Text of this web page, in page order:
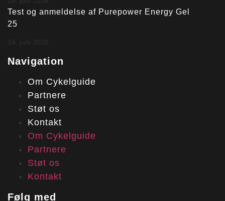
Test og anmeldelse af Purepower Energy Gel
25
24. juni 2026
Navigation
Om Cykelguide
Partnere
Støt os
Kontakt
Om Cykelguide
Partnere
Støt os
Kontakt
Følg med